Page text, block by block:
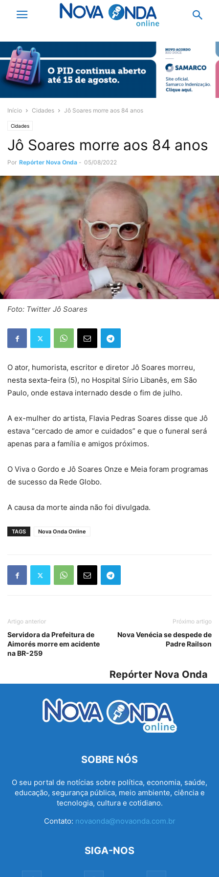
Início Cidades Jô Soares morre aos 84 anos
Cidades
Jô Soares morre aos 84 anos
Por Repórter Nova Onda - 05/08/2022
Foto: Twitter Jô Soares
O ator, humorista, escritor e diretor Jô Soares morreu,
nesta sexta-feira (5), no Hospital Sírio Libanês, em São
Paulo, onde estava internado desde o fim de julho.
A ex-mulher do artista, Flavia Pedras Soares disse que Jô
estava “cercado de amor e cuidados” e que o funeral será
apenas para a família e amigos próximos.
O Viva o Gordo e Jô Soares Onze e Meia foram programas
de sucesso da Rede Globo.
A causa da morte ainda não foi divulgada.
TAGS Nova Onda Online
Artigo anterior
Servidora da Prefeitura de
Aimorés morre em acidente
na BR-259
Próximo artigo
Nova Venécia se despede de
Padre Railson
Repórter Nova Onda
SOBRE NÓS
O seu portal de notícias sobre política, economia, saúde,
educação, segurança pública, meio ambiente, ciência e
tecnologia, cultura e cotidiano.
Contato: novaonda@novaonda.com.br
SIGA-NOS